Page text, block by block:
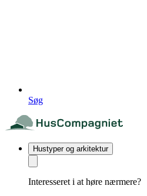
Søg
Hustyper og arkitektur
Interesseret i at høre nærmere?